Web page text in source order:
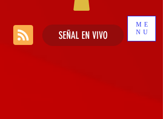
ME
NU
SEÑAL EN VIVO